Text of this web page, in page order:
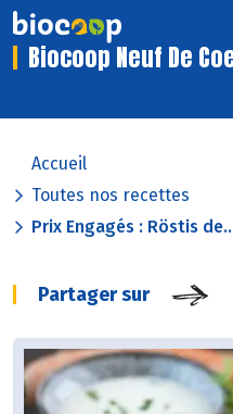
Biocoop Neuf De
Accueil
Toutes nos recettes
Prix Engagés : Röstis
Partager sur